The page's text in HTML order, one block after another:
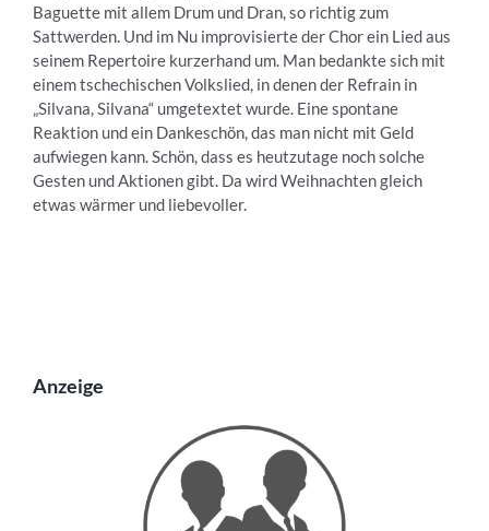
Baguette mit allem Drum und Dran, so richtig zum
Sattwerden. Und im Nu improvisierte der Chor ein Lied aus
seinem Repertoire kurzerhand um. Man bedankte sich mit
einem tschechischen Volkslied, in denen der Refrain in
„Silvana, Silvana“ umgetextet wurde. Eine spontane
Reaktion und ein Dankeschön, das man nicht mit Geld
aufwiegen kann. Schön, dass es heutzutage noch solche
Gesten und Aktionen gibt. Da wird Weihnachten gleich
etwas wärmer und liebevoller.
Anzeige